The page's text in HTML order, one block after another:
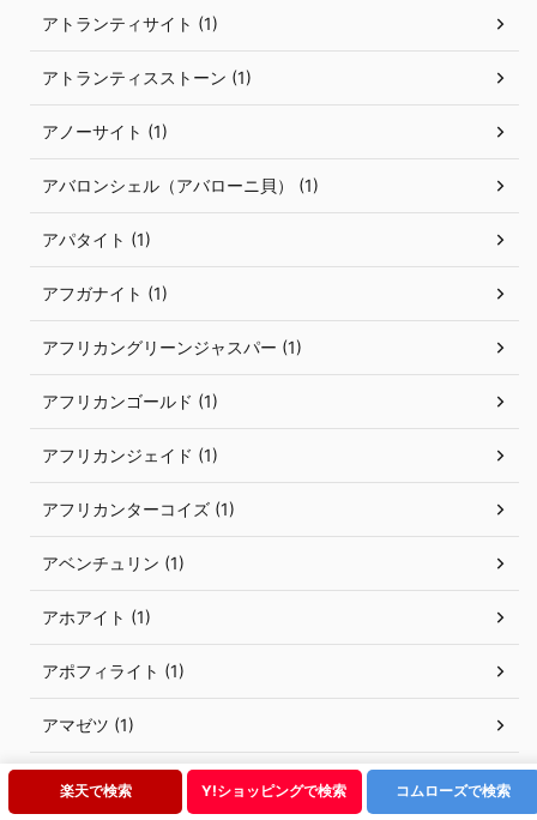
楽天で検索 Y!ショッピングで検索 コムローズで検索
アトランティサイト (1)
アトランティスストーン (1)
アノーサイト (1)
アバロンシェル（アバローニ貝） (1)
アパタイト (1)
アフガナイト (1)
アフリカングリーンジャスパー (1)
アフリカンゴールド (1)
アフリカンジェイド (1)
アフリカンターコイズ (1)
アベンチュリン (1)
アホアイト (1)
アポフィライト (1)
アマゼツ (1)
アマゾナイト (1)